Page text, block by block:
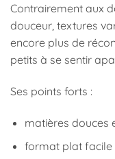
Contrairement aux
douceur, textures
encore plus de
petits à se sentir
Ses points forts :
matières douces
format plat facile